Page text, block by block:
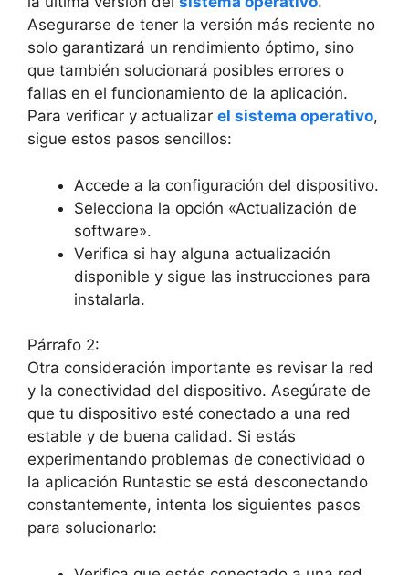
Asegurarse de tener‍ la versión más reciente no
‍solo garantizará un rendimiento óptimo, sino
que también solucionará posibles errores o
fallas ⁣en el funcionamiento de la aplicación.
Para verificar y actualizar el sistema operativo,
sigue estos pasos sencillos:
Accede a‍ la configuración del dispositivo.
Selecciona la opción «Actualización de
software».
Verifica si hay alguna actualización
disponible y⁣ sigue las instrucciones para
⁢instalarla.
Párrafo 2:
Otra consideración importante es revisar la red
y la conectividad del dispositivo. Asegúrate de
que tu dispositivo esté conectado ‌a una red
⁤estable y de ⁢buena‌ calidad. Si ‌estás⁣
experimentando problemas de conectividad o
la ⁣aplicación Runtastic ​se está desconectando
constantemente, intenta los siguientes pasos‌
para solucionarlo: